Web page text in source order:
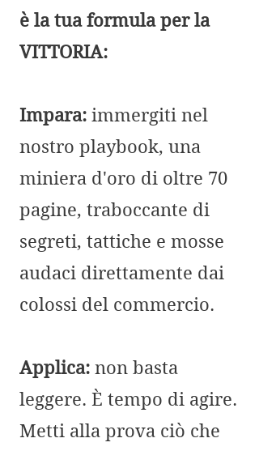
è la tua formula per la
VITTORIA:
Impara: immergiti nel
nostro playbook, una
miniera d'oro di oltre 70
pagine, traboccante di
segreti, tattiche e mosse
audaci direttamente dai
colossi del commercio.
Applica: non basta
leggere. È tempo di agire.
Metti alla prova ciò che